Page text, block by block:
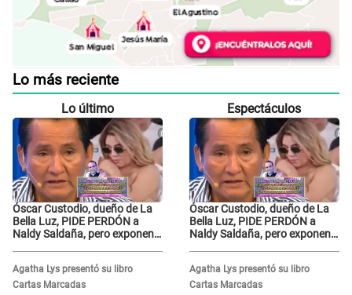
Lo más reciente
Lo último
Óscar Custodio, dueño de La
Bella Luz, PIDE PERDÓN a
Naldy Saldaña, pero exponen
grabar"
Agatha Lys presentó su libro
Cartas Marcadas
Espectáculos
Óscar Custodio, dueño de La
Bella Luz, PIDE PERDÓN a
Naldy Saldaña, pero exponen
grabar"
Agatha Lys presentó su libro
Cartas Marcadas